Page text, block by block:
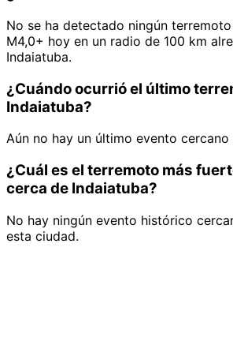
No se ha detectado ningún
M4,0+ hoy en un radio de 100 km
Indaiatuba.
¿Cuándo ocurrió el último
Indaiatuba?
Aún no hay un último evento cercano
¿Cuál es el terremoto más
cerca de Indaiatuba?
No hay ningún evento histórico
esta ciudad.